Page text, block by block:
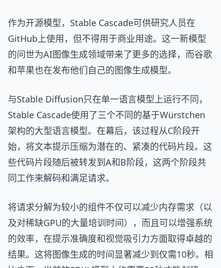
作为开源模型，Stable Cascade可供研究人员在
GitHub上使用，但不得用于商业用途。这一新模型
的问世为AI图像生成领域带来了更多的选择，而谷歌
和苹果也在发布他们自己的图像生成模型。
与Stable Diffusion只在单一语言模型上运行不同，
Stable Cascade使用了三个不同的基于Würstchen
架构的大型语言模型。在幕后，该过程从C阶段开
始，将文本提示压缩为潜在的、紧凑的代码片段。这
些代码片段随后被转发到A和B阶段，这两个阶段共
同工作来解码和满足请求。
将请求分解为较小的组件不仅可以减少内存需求（以
及对稀缺GPU的大量培训时间），而且可以增强系统
的效率，在提示准确度和视觉吸引力方面取得卓越的
结果。这将图像生成的时间显著减少到仅需10秒。相